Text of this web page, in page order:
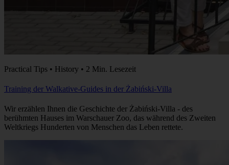
Practical Tips • History • 2 Min. Lesezeit
Training der Walkative-Guides in der Żabiński-Villa
Wir erzählen Ihnen die Geschichte der Żabiński-Villa - des
berühmten Hauses im Warschauer Zoo, das während des Zweiten
Weltkriegs Hunderten von Menschen das Leben rettete.